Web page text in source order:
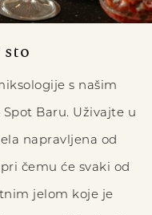
s našim
Baru. Uživajte u
napravljena od
čemu će svaki od
jelom koje je